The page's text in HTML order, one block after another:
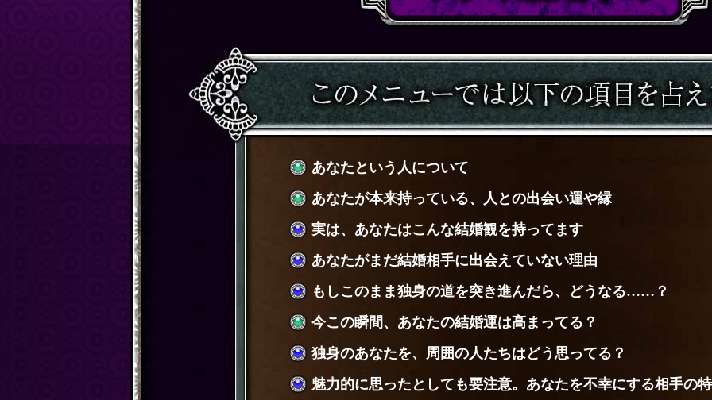
あなたという人について
あなたが本来持っている、人との出会い運や縁
実は、あなたはこんな結婚観を持ってます
あなたがまだ結婚相手に出会えていない理由
もしこのまま独身の道を突き進んだら、どうなる……？
今この瞬間、あなたの結婚運は高まってる？
独身のあなたを、周囲の人たちはどう思ってる？
魅力的に思ったとしても要注意。あなたを不幸にする相手の